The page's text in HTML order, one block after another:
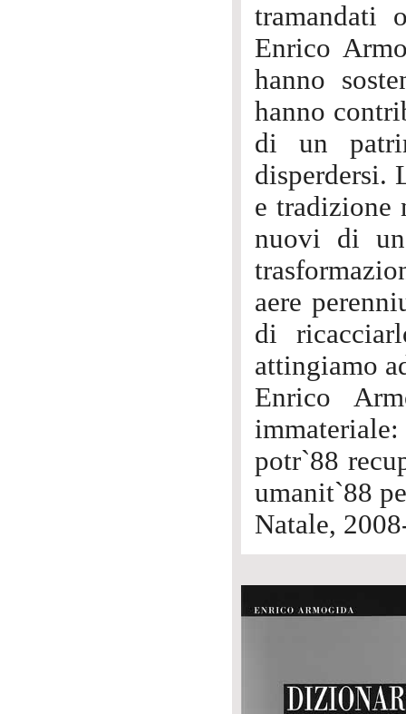
tramandati
Enrico
hanno
hanno
di un
disperdersi.
e tradizione
nuovi di
aere
di
attingiamo
Enrico
potr`88
umanit`88
Natale,